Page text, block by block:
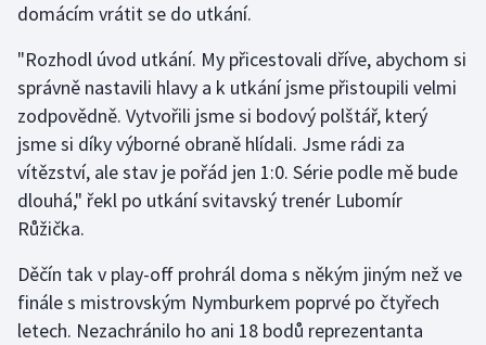
Gymnastika
Házená
Jezdectví
Judo
Krasobruslení
Lezení
Lyže a snowboard
domácím vrátit se do utkání.
"Rozhodl úvod utkání. My přicestovali dříve, abychom si
správně nastavili hlavy a k utkání jsme přistoupili velmi
zodpovědně. Vytvořili jsme si bodový polštář, který
jsme si díky výborné obraně hlídali. Jsme rádi za
vítězství, ale stav je pořád jen 1:0. Série podle mě bude
dlouhá," řekl po utkání svitavský trenér Lubomír
Růžička.
Děčín tak v play-off prohrál doma s někým jiným než ve
finále s mistrovským Nymburkem poprvé po čtyřech
letech. Nezachránilo ho ani 18 bodů reprezentanta